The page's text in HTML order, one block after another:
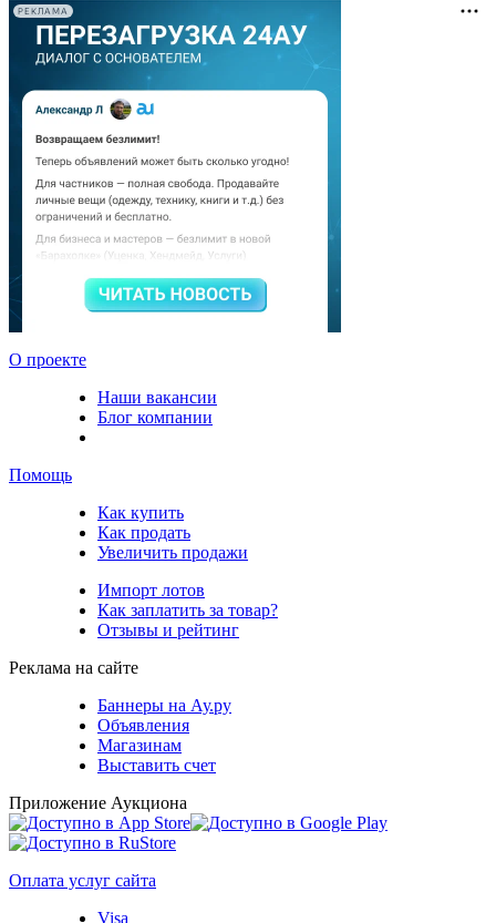
РЕКЛАМА
О проекте
Наши вакансии
Блог компании
Помощь
Как купить
Как продать
Увеличить продажи
Импорт лотов
Как заплатить за товар?
Отзывы и рейтинг
Реклама на сайте
Баннеры на Ау.ру
Объявления
Магазинам
Выставить счет
Приложение Аукциона
Оплата услуг сайта
Visa